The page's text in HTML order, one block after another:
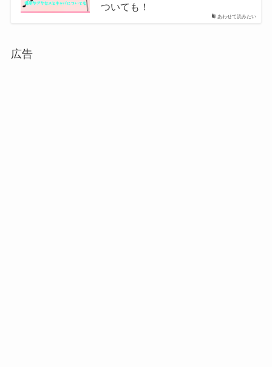
あわせて読みたい
ついても！
広告